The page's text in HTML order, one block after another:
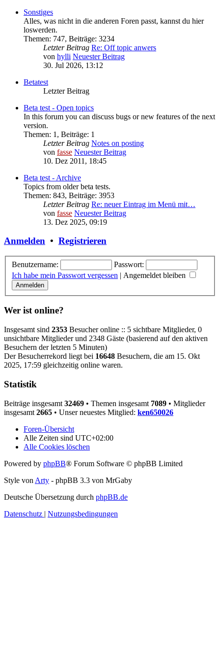
Sonstiges
Alles, was nicht in die anderen Foren passt, kannst du hier
loswerden.
Themen: 747, Beiträge: 3234
Letzter Beitrag Re: Off topic anwers
von hylli Neuester Beitrag
30. Jul 2026, 13:12
Betatest
Letzter Beitrag
Beta test - Open topics
In this forum you can discuss bugs or new features of the next
version.
Themen: 1 , Beiträge: 1
Letzter Beitrag Notes on posting
von fasse Neuester Beitrag
10. Dez 2011, 18:45
Beta test - Archive
Topics from older beta tests.
Themen: 843, Beiträge: 3953
Letzter Beitrag Re: neuer Eintrag im Menü mit…
von fasse Neuester Beitrag
13. Dez 2025, 09:19
Anmelden • Registrieren
Benutzername:
Passwort:
Ich habe mein Passwort vergessen | Angemeldet bleiben
Wer ist online?
Insgesamt sind 2353 Besucher online :: 5 sichtbare Mitglieder, 0
unsichtbare Mitglieder und 2348 Gäste (basierend auf den aktiven
Besuchern der letzten 5 Minuten)
Der Besucherrekord liegt bei 16648 Besuchern, die am 15. Okt
2025, 17:59 gleichzeitig online waren.
Statistik
Beiträge insgesamt 32469 • Themen insgesamt 7089 • Mitglieder
insgesamt 2665 • Unser neuestes Mitglied: ken650026
Foren-Übersicht
Alle Zeiten sind UTC+02:00
Alle Cookies löschen
Powered by phpBB® Forum Software © phpBB Limited
Style von Arty - phpBB 3.3 von MrGaby
Deutsche Übersetzung durch phpBB.de
Datenschutz | Nutzungsbedingungen